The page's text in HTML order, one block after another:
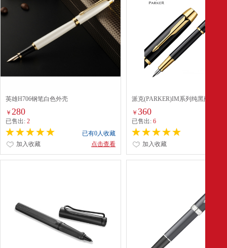
英雄H706钢笔白色外壳
￥ 280
已售出: 2
已有0人收藏
点击查看
加入收藏
派克(PARKER)IM系列纯黑丽雅金
￥360
已售出:6
加入收藏